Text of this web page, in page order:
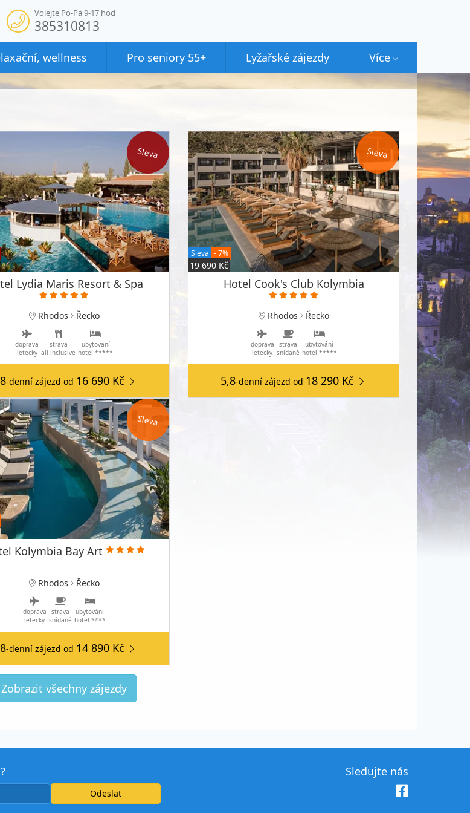
Volejte Po-Pá 9-17 hod
385310813
wellness Pro seniory 55+ Lyžařské zájezdy Více
Sleva
Lydia Maris Resort & Spa
Rhodos Řecko
doprava
letecky
strava
all inclusive
ubytování
hotel *****
-denní zájezd od 16 690 Kč
Sleva
Sleva - 7%
19 690 Kč
Hotel Cook's Club Kolymbia
Rhodos Řecko
doprava
letecky
strava
snídaně
ubytování
hotel *****
5,8-denní zájezd od 18 290 Kč
Sleva
Kolymbia Bay Art
Rhodos Řecko
doprava
letecky
strava
snídaně
ubytování
hotel ****
-denní zájezd od 14 890 Kč
Zobrazit všechny zájezdy
Sledujte nás